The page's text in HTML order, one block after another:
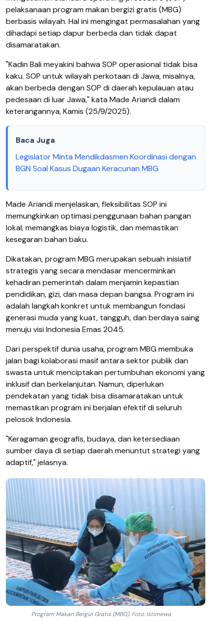
pelaksanaan program makan bergizi gratis (MBG)
berbasis wilayah. Hal ini mengingat permasalahan yang
dihadapi setiap dapur berbeda dan tidak dapat
disamaratakan.
"Kadin Bali meyakini bahwa SOP operasional tidak bisa
kaku. SOP untuk wilayah perkotaan di Jawa, misalnya,
akan berbeda dengan SOP di daerah kepulauan atau
pedesaan di luar Jawa," kata Made Ariandi dalam
keterangannya, Kamis (25/9/2025).
Baca Juga
Legislator Minta Mendikdasmen Koordinasi dengan
BGN Soal Kasus Dugaan Keracunan MBG
Made Ariandi menjelaskan, fleksibilitas SOP ini
memungkinkan optimasi penggunaan bahan pangan
lokal, memangkas biaya logistik, dan memastikan
kesegaran bahan baku.
Dikatakan, program MBG merupakan sebuah inisiatif
strategis yang secara mendasar mencerminkan
kehadiran pemerintah dalam menjamin kepastian
pendidikan, gizi, dan masa depan bangsa. Program ini
adalah langkah konkret untuk membangun fondasi
generasi muda yang kuat, tangguh, dan berdaya saing
menuju visi Indonesia Emas 2045.
Dari perspektif dunia usaha, program MBG membuka
jalan bagi kolaborasi masif antara sektor publik dan
swasta untuk menciptakan pertumbuhan ekonomi yang
inklusif dan berkelanjutan. ​Namun, diperlukan
pendekatan yang tidak bisa disamaratakan untuk
memastikan program ini berjalan efektif di seluruh
pelosok Indonesia.
"Keragaman geografis, budaya, dan ketersediaan
sumber daya di setiap daerah menuntut strategi yang
adaptif," jelasnya.
Program Makan Bergizi Gratis (MBG). Foto: Istimewa